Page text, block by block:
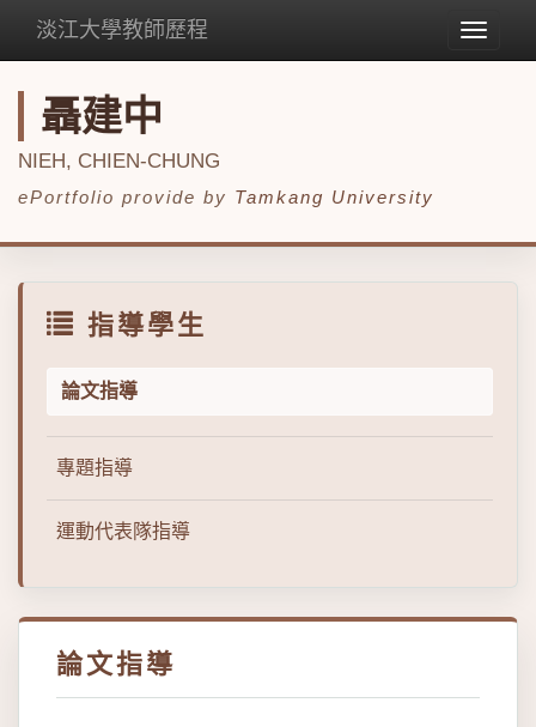
Toggle
淡江大學教師歷程
聶建中
NIEH, CHIEN-CHUNG
ePortfolio provide by Tamkang University
指導學生
論文指導
專題指導
運動代表隊指導
論文指導